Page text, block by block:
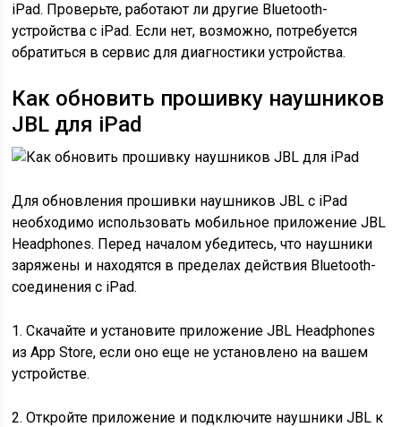
iPad. Проверьте, работают ли другие Bluetooth-
устройства с iPad. Если нет, возможно, потребуется
обратиться в сервис для диагностики устройства.
Как обновить прошивку наушников
JBL для iPad
Для обновления прошивки наушников JBL с iPad
необходимо использовать мобильное приложение JBL
Headphones. Перед началом убедитесь, что наушники
заряжены и находятся в пределах действия Bluetooth-
соединения с iPad.
1. Скачайте и установите приложение JBL Headphones
из App Store, если оно еще не установлено на вашем
устройстве.
2. Откройте приложение и подключите наушники JBL к